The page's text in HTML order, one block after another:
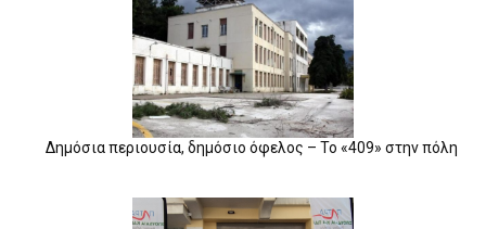
Δημόσια περιουσία, δημόσιο όφελος – Το «409» στην πόλη